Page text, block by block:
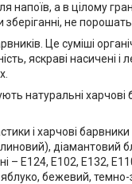
напоїв, а в цілому
не порошать
Це суміші
яскраві насичені
натуральні
і харчові
діамантовий
– Е124, Е102, Е132,
бежевий,